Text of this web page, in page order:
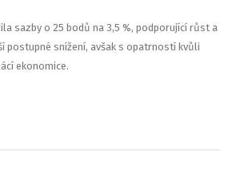
sazby o 25 bodů na 3,5 %, podporující růst a
postupné snížení, avšak s opatrností kvůli
ekonomice.